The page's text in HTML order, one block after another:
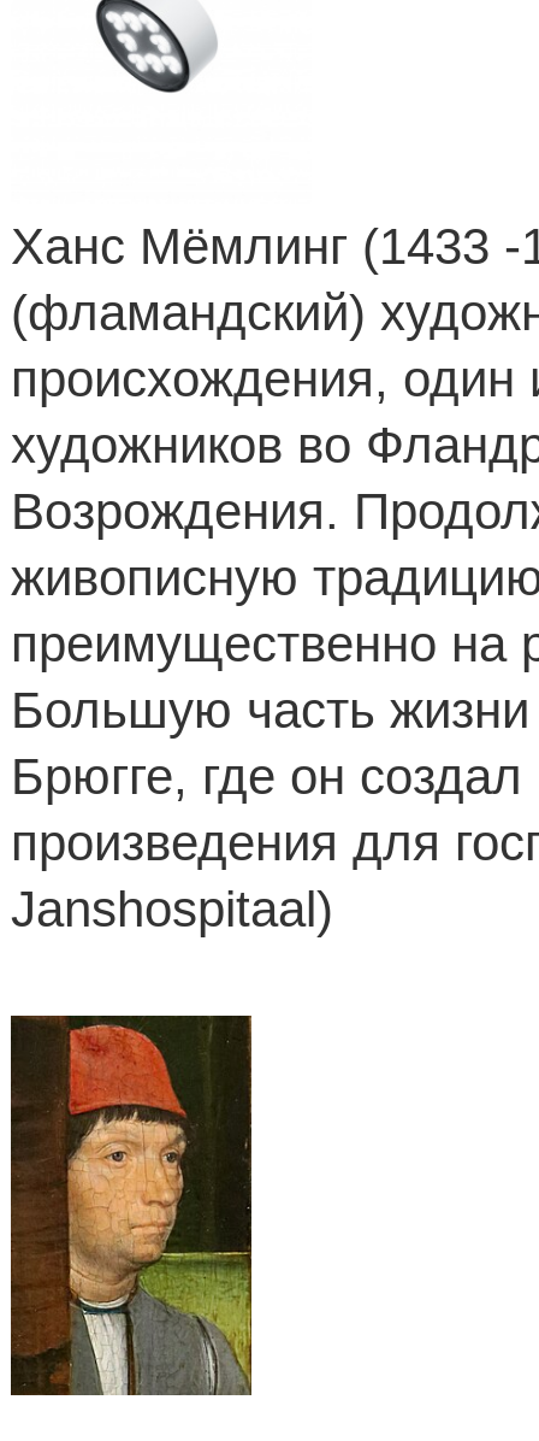
Ханс Мёмлинг (1433 -
(фламандский)
происхождения, один
художников во
Возрождения.
живописную
преимущественно на
Большую часть
Брюгге, где он
произведения для
Janshospitaal)